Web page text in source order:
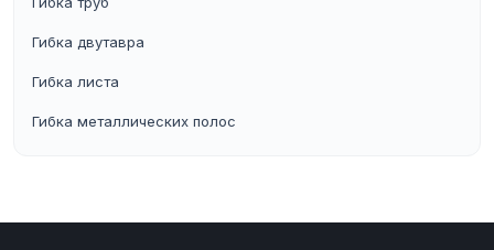
Гибка двутавра
Гибка листа
Гибка металлических полос